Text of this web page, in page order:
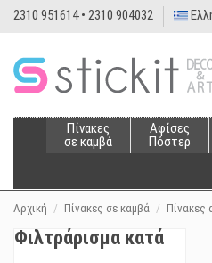
2310 951614 • 2310 904032
Πίνακες
σε καμβά
Αφίσες
Πόστερ
Αρχική Πίνακες σε καμβά Πίνακες
Φιλτράρισμα κατά